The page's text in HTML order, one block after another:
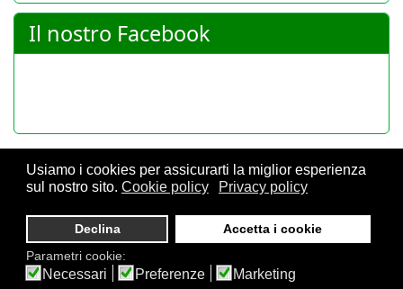
Usiamo i cookies per assicurarti la miglior esperienza
sul nostro sito. Cookie policy Privacy policy
Declina
Accetta i cookie
Parametri cookie:
Necessari Preferenze Marketing
Il nostro Facebook
Giovanna, 12 - 20129 Milano - CF. 80105170155 - P. Iva
10013490155 - Email fsi@federscacchi.it - Tel. 02.86464369 -
Privacy